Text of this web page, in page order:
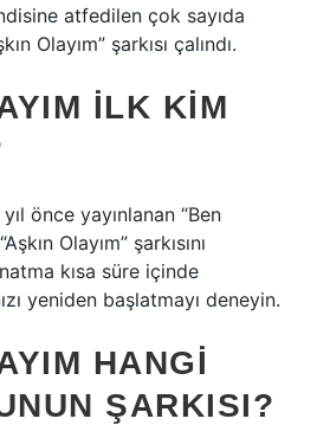
atfedilen çok sayıda
Olayım” şarkısı çalındı.
ILK KIM
önce yayınlanan “Ben
Olayım” şarkısını
kısa süre içinde
yeniden başlatmayı deneyin.
HANGI
ŞARKISI?